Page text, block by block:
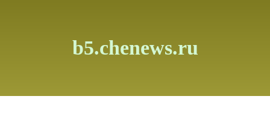
b5.chenews.ru